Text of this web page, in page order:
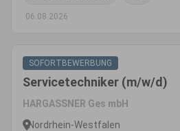
06.08.2026
SOFORTBEWERBUNG
Servicetechniker (m/w/d)
HARGASSNER Ges mbH
Nordrhein-Westfalen